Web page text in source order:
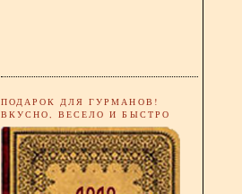
ПОДАРОК ДЛЯ ГУРМАНОВ!
ВКУСНО, ВЕСЕЛО И БЫСТРО